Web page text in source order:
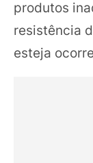
produtos
resistência
esteja